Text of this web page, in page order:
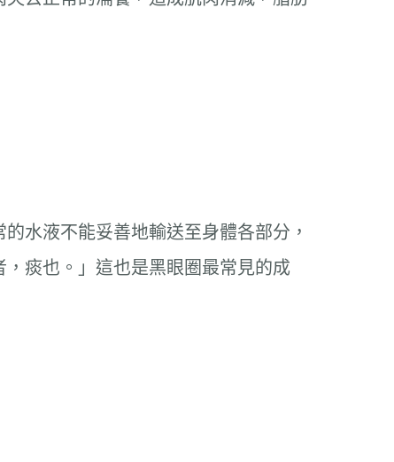
水液不能妥善地輸送至身體各部分，
痰也。」這也是黑眼圈最常見的成